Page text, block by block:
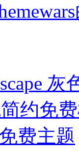
约免
费主题